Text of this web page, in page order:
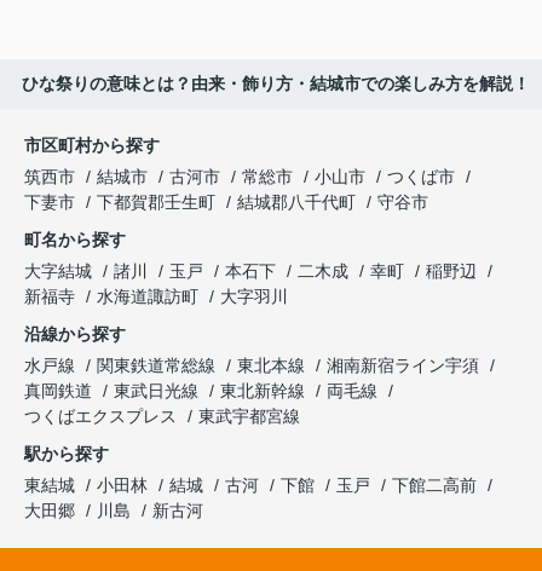
ひな祭りの意味とは？由来・飾り方・結城市での楽しみ方を解説！
市区町村から探す
筑西市
結城市 古河市 常総市 小山市
つくば市
下妻市
下都賀郡壬生町 結城郡八千代町
守谷市
町名から探す
大字結城
諸川 玉戸 本石下 二木成 幸町
稲野辺
新福寺
水海道諏訪町
大字羽川
沿線から探す
水戸線
関東鉄道常総線 東北本線
湘南新宿ライン宇須
真岡鉄道
東武日光線 東北新幹線
両毛線
つくばエクスプレス
東武宇都宮線
駅から探す
東結城
小田林 結城 古河 下館 玉戸
下館二高前
大田郷
川島 新古河